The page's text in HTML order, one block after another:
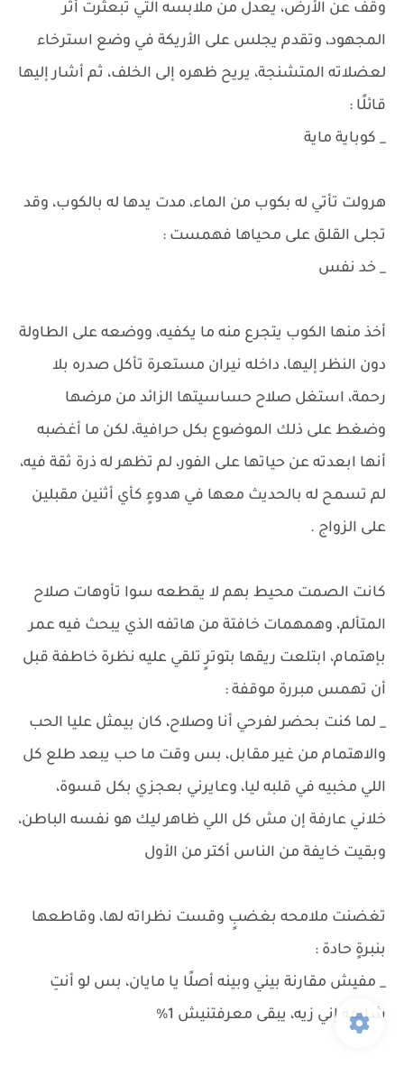
وقف عن الأرض، يعدل من ملابسه التي تبعثرت أثر
المجهود، وتقدم يجلس على الأريكة في وضع استرخاء
لعضلاته المتشنجة، يريح ظهره إلى الخلف، ثم أشار إليها
قائلًا :
_ كوباية ماية
هرولت تأتي له بكوب من الماء، مدت يدها له بالكوب، وقد
تجلى القلق على محياها فهمست :
_ خد نفس
أخذ منها الكوب يتجرع منه ما يكفيه، ووضعه على الطاولة
دون النظر إليها، داخله نيران مستعرة تأكل صدره بلا
رحمة، استغل صلاح حساسيتها الزائد من مرضها
وضغط على ذلك الموضوع بكل حرافية، لكن ما أغضبه
أنها ابعدته عن حياتها على الفور، لم تظهر له ذرة ثقة فيه،
لم تسمح له بالحديث معها في هدوءٍ كأي أثنين مقبلين
على الزواج .
كانت الصمت محيط بهم لا يقطعه سوا تأوهات صلاح
المتألم، وهمهمات خافتة من هاتفه الذي يبحث فيه عمر
بإهتمام، ابتلعت ريقها بتوترٍ تلقي عليه نظرة خاطفة قبل
أن تهمس مبررة موقفة :
_ لما كنت بحضر لفرحي أنا وصلاح، كان بيمثل عليا الحب
والاهتمام من غير مقابل، بس وقت ما حب يبعد طلع كل
اللي مخبيه في قلبه ليا، وعايرني بعجزي بكل قسوة،
خلاني عارفة إن مش كل اللي ظاهر ليك هو نفسه الباطن،
وبقيت خايفة من الناس أكتر من الأول
تغضنت ملامحه بغضبٍ وقست نظراته لها، وقاطعها
بنبرةٍ حادة :
_ مفيش مقارنة بيني وبينه أصلًا يا مايان، بس لو أنتِ
شايفة إني زيه، يبقى معرفتنيش 1%